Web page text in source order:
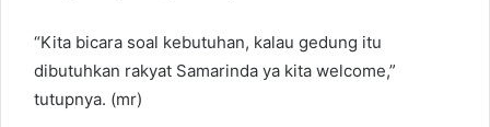
“Kita bicara soal kebutuhan, kalau gedung itu
dibutuhkan rakyat Samarinda ya kita welcome,”
tutupnya. (mr)